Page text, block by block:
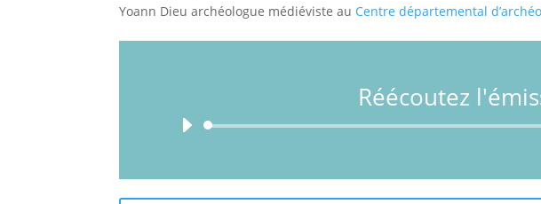
Yoann Dieu archéologue médiéviste au Centre départemental
Réécoutez
Lecteur